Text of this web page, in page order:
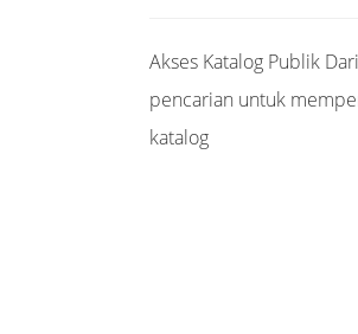
Akses Katalog Publik
pencarian untuk
katalog